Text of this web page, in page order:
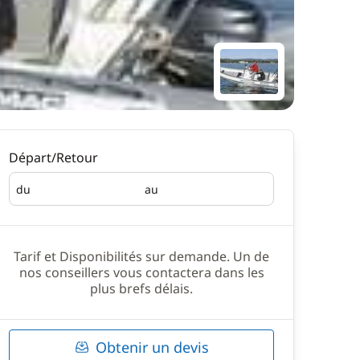
Départ/Retour
du
Départ au
Retour
Tarif et Disponibilités sur demande. Un de
nos conseillers vous contactera dans les
plus brefs délais.
Obtenir un devis